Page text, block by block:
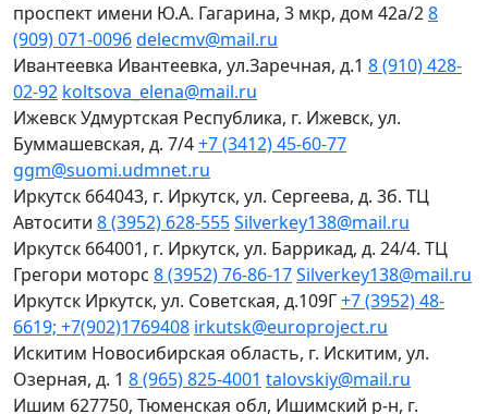
проспект имени Ю.А. Гагарина, 3 мкр, дом 42а/28
(909) 071-0096delecmv@mail.ru
Ивантеевка Ивантеевка, ул.Заречная, д.1 8 (910) 428-
02-92 koltsova_elena@mail.ru
ИжевскУдмуртская Республика, г. Ижевск, ул.
Буммашевская, д. 7/4+7 (3412) 45-60-77
ggm@suomi.udmnet.ru
Иркутск 664043, г. Иркутск, ул. Сергеева, д. 3б. ТЦ
Автосити 8 (3952) 628-555Silverkey138@mail.ru
Иркутск 664001, г. Иркутск, ул. Баррикад, д. 24/4. ТЦ
Грегори моторс 8 (3952) 76-86-17Silverkey138@mail.ru
Иркутск Иркутск, ул. Советская, д.109Г+7 (3952) 48-
6619; +7(902)1769408 irkutsk@europroject.ru
Искитим Новосибирская область, г. Искитим, ул.
Озерная, д. 1 8 (965) 825-4001 talovskiy@mail.ru
Ишим 627750, Тюменская обл, Ишимский р-н, г.